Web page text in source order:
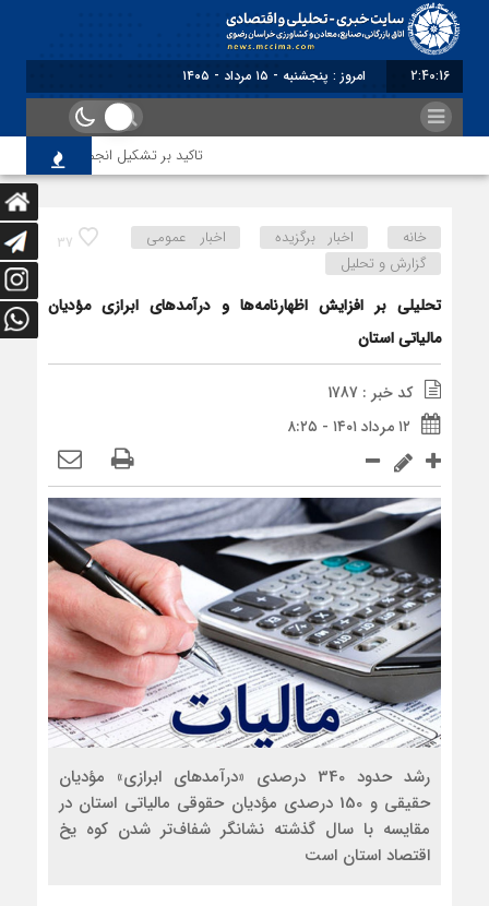
2:40:17 برابر با : Thursday - 6 August - 2026
تاکید بر تشکیل انجمن مشترک
37 خانه اخبار برگزیده
اخبار عمومی
گزارش و تحلیل
تحلیلی بر افزایش اظهارنامه‌ها و درآمدهای ابرازی مؤدیان
مالیاتی استان
کد خبر : 1787
۱۲ مرداد ۱۴۰۱ - ۸:۲۵
رشد حدود 340 درصدی «درآمدهای ابرازی» مؤدیان
حقیقی و 150 درصدی مؤدیان حقوقی مالیاتی استان در
مقایسه با سال گذشته نشانگر شفاف‌تر شدن کوه یخ
اقتصاد استان است